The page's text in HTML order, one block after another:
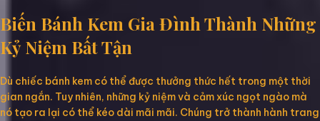
Biến Bánh Kem Gia Đình Thành Những
Kỷ Niệm Bất Tận
Dù chiếc bánh kem có thể được thưởng thức hết trong một thời
gian ngắn. Tuy nhiên, những kỷ niệm và cảm xúc ngọt ngào mà
nó tạo ra lại có thể kéo dài mãi mãi. Chúng trở thành hành trang